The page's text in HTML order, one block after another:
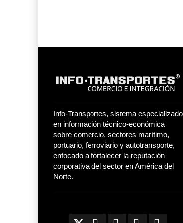
Info-Transportes, sistema especializado
en información técnico-económica
sobre comercio, sectores marítimo,
portuario, ferroviario y autotransporte,
enfocado a fortalecer la reputación
corporativa del sector en América del
Norte.
impulsa
30 JUL 2026
Industria tequilera
presenta l
21 JUL 2026
Toyota GR Yaris Aero
21 JUL 2026